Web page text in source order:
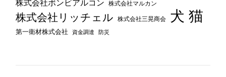
株式会社ボンビアルコン 株式会社マルカン
株式会社リッチェル 株式会社三晃商会 犬 猫
第一衛材株式会社 資金調達 防災